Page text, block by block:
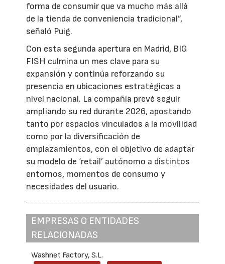
forma de consumir que va mucho más allá
de la tienda de conveniencia tradicional”,
señaló Puig.
Con esta segunda apertura en Madrid, BIG
FISH culmina un mes clave para su
expansión y continúa reforzando su
presencia en ubicaciones estratégicas a
nivel nacional. La compañía prevé seguir
ampliando su red durante 2026, apostando
tanto por espacios vinculados a la movilidad
como por la diversificación de
emplazamientos, con el objetivo de adaptar
su modelo de ‘retail’ autónomo a distintos
entornos, momentos de consumo y
necesidades del usuario.
EMPRESAS O ENTIDADES
RELACIONADAS
Washnet Factory, S.L.